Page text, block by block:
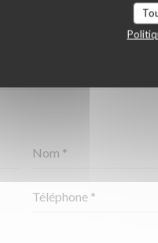
NOUS CONTACTER ?
CI-